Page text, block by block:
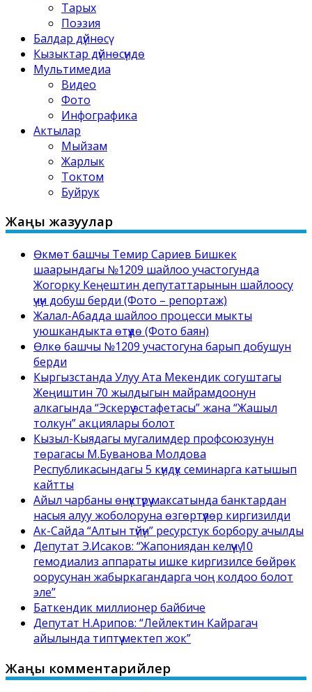
Тарых
Поэзия
Балдар дүйнөсү
Кызыктар дүйнөсүндө
Мультимедиа
Видео
Фото
Инфографика
Актылар
Мыйзам
Жарлык
Токтом
Буйрук
Жаңы жазуулар
Өкмөт башчы Темир Сариев Бишкек
шаарындагы №1209 шайлоо участогунда
Жогорку Кеңештин депутаттарынын шайлоосу
үчүн добуш берди (Фото – репортаж)
Жалал-Абадда шайлоо процесси мыкты
уюшкандыкта өтүүдө (Фото баян)
Өлкө башчы №1209 участогуна барып добушун
берди
Кыргызстанда Улуу Ата Мекендик согуштагы
Жеңиштин 70 жылдыгын майрамдоонун
алкагында “Эскерүү эстафетасы” жана “Жашыл
толкун” акциялары болот
Кызыл-Кыядагы мугалимдер профсоюзунун
төрагасы М.Буванова Молдова
Республикасындагы 5 күндүк семинарга катышып
кайтты
Айыл чарбаны өнүктүрүү максатында банктардан
насыя алуу жоболоруна өзгөртүүлөр киргизилди
Ак-Сайда “Алтын түйүн” ресурстук борбору ачылды
Депутат Э.Исаков: “Жапониядан келүүчү 10
гемодиализ аппараты ишке киргизилсе бөйрөк
оорусунан жабыркагандарга чоң колдоо болот
эле”
Баткендик миллионер байбиче
Депутат Н.Арипов: “Лейлектин Кайрагач
айылында типтүү мектеп жок”
Жаңы комментарийлер